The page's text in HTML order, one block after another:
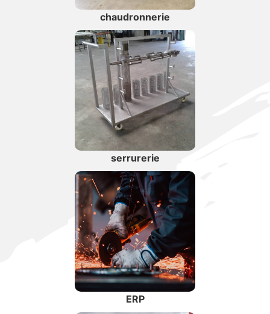
chaudronnerie
serrurerie
ERP